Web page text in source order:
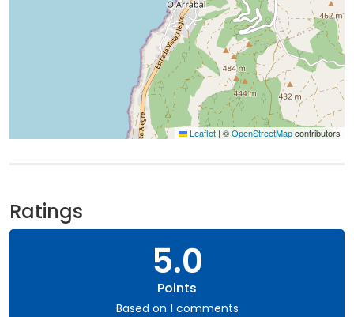
Leaflet | ©OpenStreetMapcontributors
Ratings
5.0
Points
Based on 1 comments